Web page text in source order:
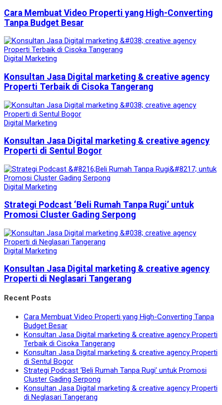
Cara Membuat Video Properti yang High-Converting
Tanpa Budget Besar
Digital Marketing
Konsultan Jasa Digital marketing & creative agency
Properti Terbaik di Cisoka Tangerang
Digital Marketing
Konsultan Jasa Digital marketing & creative agency
Properti di Sentul Bogor
Digital Marketing
Strategi Podcast ‘Beli Rumah Tanpa Rugi’ untuk
Promosi Cluster Gading Serpong
Digital Marketing
Konsultan Jasa Digital marketing & creative agency
Properti di Neglasari Tangerang
Recent Posts
Cara Membuat Video Properti yang High-Converting Tanpa
Budget Besar
Konsultan Jasa Digital marketing & creative agency Properti
Terbaik di Cisoka Tangerang
Konsultan Jasa Digital marketing & creative agency Properti
di Sentul Bogor
Strategi Podcast ‘Beli Rumah Tanpa Rugi’ untuk Promosi
Cluster Gading Serpong
Konsultan Jasa Digital marketing & creative agency Properti
di Neglasari Tangerang